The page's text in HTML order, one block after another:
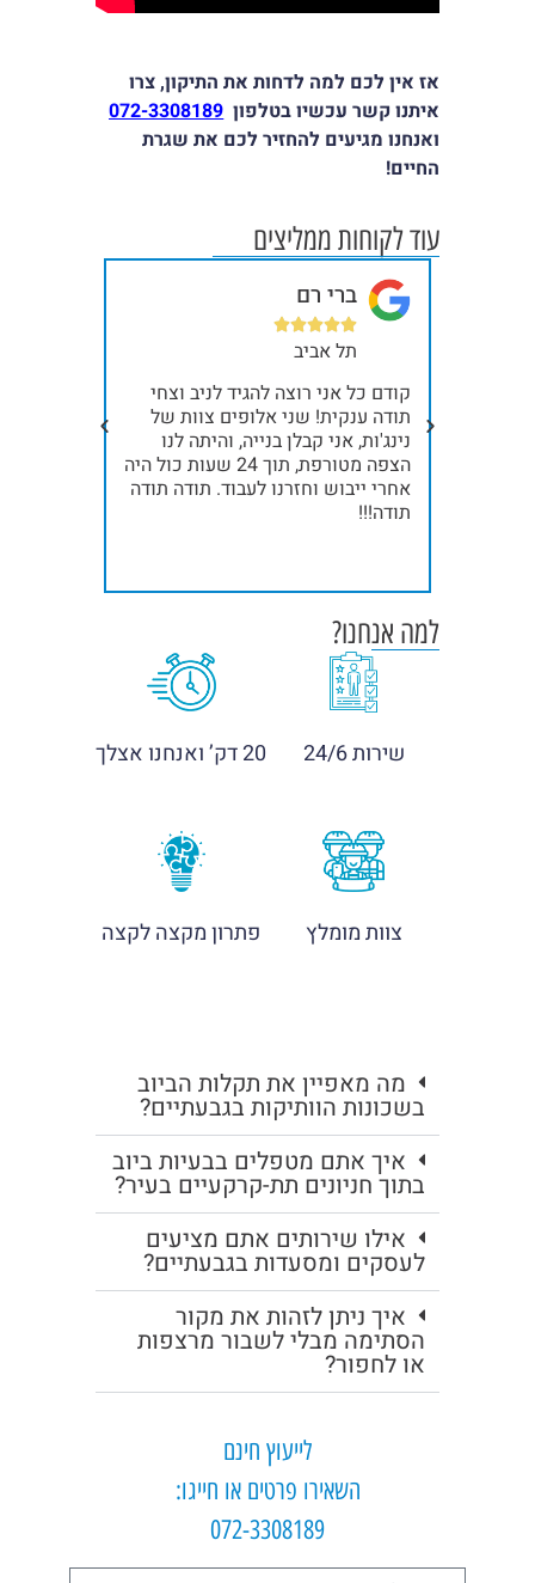
לייעוץ חינם
השאירו פרטים או חייגו:
072-3308189
אז אין לכם למה לדחות את התיקון, צרו
איתנו קשר עכשיו בטלפון 072-3308189
ואנחנו מגיעים להחזיר לכם את שגרת
החיים!
עוד לקוחות ממליצים
ברי רם





תל אביב
קודם כל אני רוצה להגיד לניב וצחי
תודה ענקית! שני אלופים צוות של
נינג'ות, אני קבלן בנייה, והיתה לנו
הצפה מטורפת, תוך 24 שעות כול היה
אחרי ייבוש וחזרנו לעבוד. תודה תודה
תודה!!!
למה אנחנו?
שירות 24/6 20 דק’ ואנחנו אצלך
צוות מומלץ פתרון מקצה לקצה
מה מאפיין את תקלות הביוב
בשכונות הוותיקות בגבעתיים?
איך אתם מטפלים בבעיות ביוב
בתוך חניונים תת-קרקעיים בעיר?
אילו שירותים אתם מציעים
לעסקים ומסעדות בגבעתיים?
איך ניתן לזהות את מקור
הסתימה מבלי לשבור מרצפות
או לחפור?